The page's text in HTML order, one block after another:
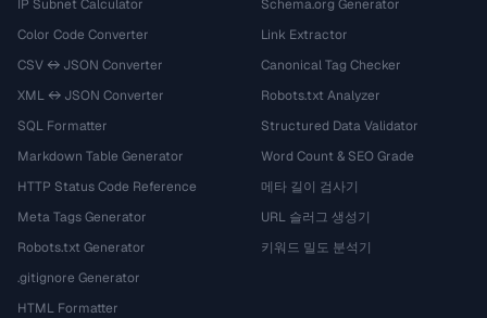
IP Subnet Calculator
Color Code Converter
CSV ↔ JSON Converter
XML ↔ JSON Converter
SQL Formatter
Markdown Table Generator
HTTP Status Code Reference
Meta Tags Generator
Robots.txt Generator
.gitignore Generator
HTML Formatter
Schema.org Generator
Link Extractor
Canonical Tag Checker
Robots.txt Analyzer
Structured Data Validator
Word Count & SEO Grade
메타 길이 검사기
URL 슬러그 생성기
키워드 밀도 분석기